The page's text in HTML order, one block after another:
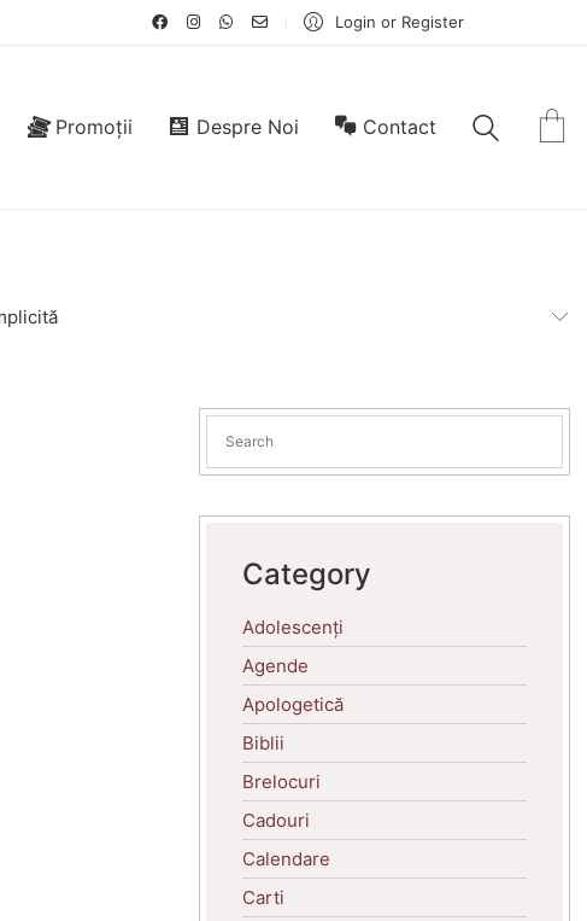
Login or Register
Promoții Despre Noi Contact
Category
Adolescenți
Agende
Apologetică
Biblii
Brelocuri
Cadouri
Calendare
Carti